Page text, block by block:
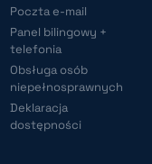
Poczta e-mail
Panel bilingowy +
telefonia
Obsługa osób
niepełnosprawnych
Deklaracja
dostępności